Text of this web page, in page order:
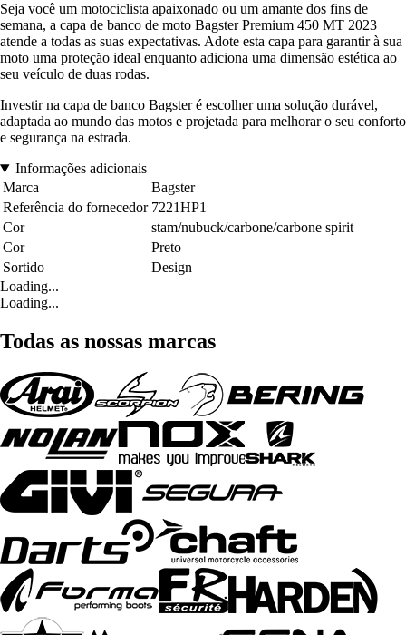
Seja você um motociclista apaixonado ou um amante dos fins de
semana, a capa de banco de moto Bagster Premium 450 MT 2023
atende a todas as suas expectativas. Adote esta capa para garantir à sua
moto uma proteção ideal enquanto adiciona uma dimensão estética ao
seu veículo de duas rodas.
Investir na capa de banco Bagster é escolher uma solução durável,
adaptada ao mundo das motos e projetada para melhorar o seu conforto
e segurança na estrada.
Informações adicionais
Marca
Bagster
Referência do fornecedor 7221HP1
Cor
stam/nubuck/carbone/carbone spirit
Cor
Preto
Sortido
Design
Loading...
Loading...
Todas as nossas marcas